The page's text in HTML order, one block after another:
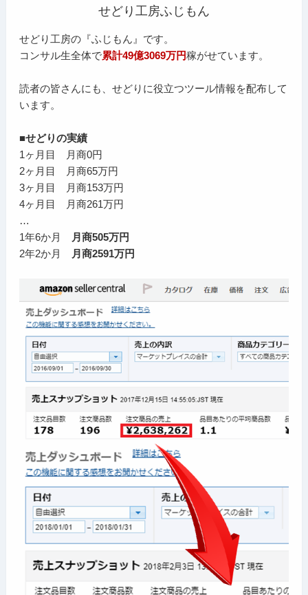
せどり工房ふじもん
せどり工房の『ふじもん』です。
コンサル生全体で累計49億3069万円稼がせています。
読者の皆さんにも、せどりに役立つツール情報を配布して
います。
■せどりの実績
1ヶ月目 月商0円
2ヶ月目 月商65万円
3ヶ月目 月商153万円
4ヶ月目 月商261万円
…
1年6か月
月商505万円
2年2か月
月商2591万円